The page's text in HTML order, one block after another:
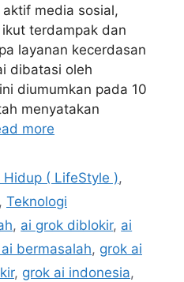
media sosial,
terdampak dan
layanan kecerdasan
dibatasi oleh
diumumkan pada 10
menyatakan
more
Hidup ( LifeStyle ),
, Teknologi
, ai grok diblokir, ai
bermasalah, grok ai
, grok ai indonesia,